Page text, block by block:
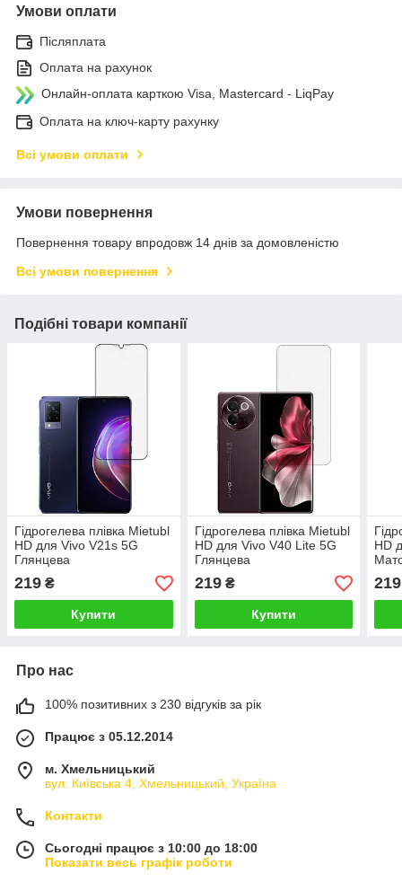
Умови оплати
Післяплата
Оплата на рахунок
Онлайн-оплата карткою Visa, Mastercard - LiqPay
Оплата на ключ-карту рахунку
Всі умови оплати
Умови повернення
Повернення товару впродовж 14 днів за домовленістю
Всі умови повернення
Подібні товари компанії
Гідрогелева плівка Mietubl
HD для Vivo V21s 5G
Глянцева
219 ₴
Купити
Гідрогелева плівка Mietubl
HD для Vivo V40 Lite 5G
Глянцева
219₴
Купити
HD
219
Про нас
100% позитивних з 230 відгуків за рік
Працює з 05.12.2014
м. Хмельницький
вул. Київська 4, Хмельницький, Україна
Контакти
Сьогодні працює з 10:00 до 18:00
Показати весь графік роботи